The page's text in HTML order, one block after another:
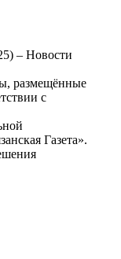
– Новости
размещённые
с
Газета».